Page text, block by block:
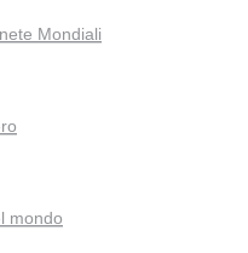
Mondiali
mondo